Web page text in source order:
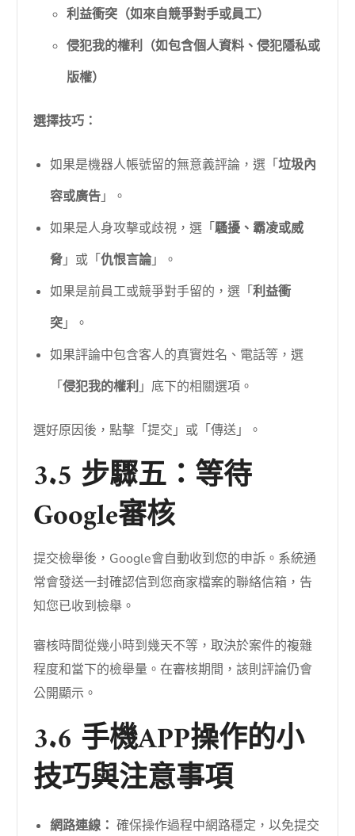
利益衝突（如來自競爭對手或員工）
侵犯我的權利（如包含個人資料、侵犯隱私或
版權）
選擇技巧：
如果是機器人帳號留的無意義評論，選「垃圾內
容或廣告」。
如果是人身攻擊或歧視，選「騷擾、霸凌或威
脅」或「仇恨言論」。
如果是前員工或競爭對手留的，選「利益衝
突」。
如果評論中包含客人的真實姓名、電話等，選
「侵犯我的權利」底下的相關選項。
選好原因後，點擊「提交」或「傳送」。
3.5 步驟五：等待
Google審核
提交檢舉後，Google會自動收到您的申訴。系統通
常會發送一封確認信到您商家檔案的聯絡信箱，告
知您已收到檢舉。
審核時間從幾小時到幾天不等，取決於案件的複雜
程度和當下的檢舉量。在審核期間，該則評論仍會
公開顯示。
3.6 手機APP操作的小
技巧與注意事項
網路連線： 確保操作過程中網路穩定，以免提交